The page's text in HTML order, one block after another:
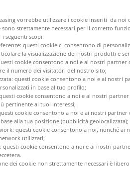
di ritenere che sia stata
di una legge o del Modello
e Controllo ex D.Lgs.
Condotta di BNP Paribas o in
all’interesse pubblico.
esterna, si potrà far
di seguito rappresentato nei
“Modalità per l’inoltro di
informatica o il
in questa pagina per la
vorrebbe utilizzare i cookie inseriti da noi
sono strettamente necessari per il corretto
seguenti scopi:
questi cookie ci consentono di
la visualizzazione dei nostri prodotti e
cookie consentono a noi e ai nostri partner
il numero dei visitatori del nostro sito;
questi cookie consentono a noi e ai nostri
in base al tuo profilo;
cookie consentono a noi e ai nostri
pertinente ai tuoi interessi;
cookie consentono a noi e ai nostri partner
alla tua posizione (pubblicità geolocalizzata);
questi cookie consentono a noi, nonché ai
utilizzati;
cookie consentono a noi e ai nostri
dei cookie non strettamente necessari è